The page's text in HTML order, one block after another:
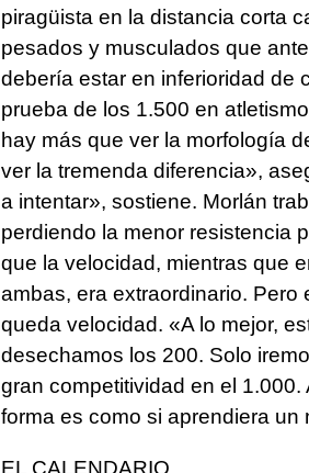
piragüista en la distancia corta
pesados y musculados que
debería estar en inferioridad de
prueba de los 1.500 en
hay más que ver la morfología
ver la tremenda diferencia»,
a intentar», sostiene. Morlán
perdiendo la menor resistencia
que la velocidad, mientras que
ambas, era extraordinario.
queda velocidad. «A lo mejor,
desechamos los 200. Solo
gran competitividad en el
forma es como si aprendiera un
EL CALENDARIO